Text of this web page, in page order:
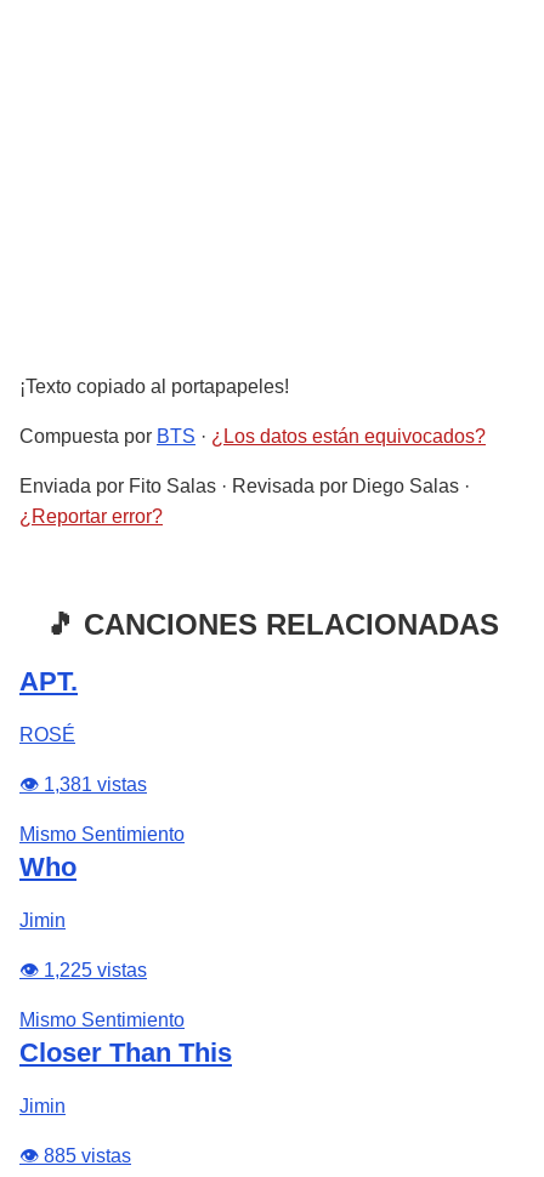
¡Texto copiado al portapapeles!
Compuesta por BTS · ¿Los datos están equivocados?
Enviada por Fito Salas · Revisada por Diego Salas ·
¿Reportar error?
🎵 CANCIONES RELACIONADAS
APT.
ROSÉ
👁️ 1,381 vistas
Mismo Sentimiento
Who
Jimin
👁️ 1,225 vistas
Mismo Sentimiento
Closer Than This
Jimin
👁️ 885 vistas